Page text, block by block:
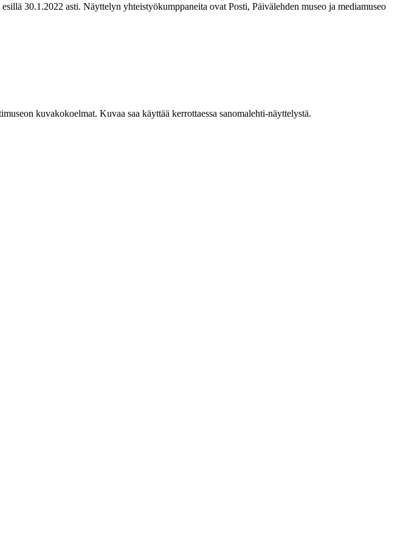
30.1.2022 asti. Näyttelyn yhteistyökumppaneita ovat Posti, Päivälehden museo ja mediamuseo
kuvakokoelmat. Kuvaa saa käyttää kerrottaessa sanomalehti-näyttelystä.